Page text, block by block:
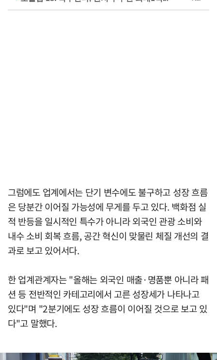
그럼에도 업계에서는 단기 변수에도 불구하고 성장 흐름
은 당분간 이어질 가능성에 무게를 두고 있다. 백화점 실
적 반등을 일시적인 특수가 아니라 외국인 관광 소비와
내수 소비 회복 흐름, 공간 혁신이 맞물린 체질 개선의 결
과로 보고 있어서다.
한 업계관계자는 "올해는 외국인 매출·명품뿐 아니라 패
션 등 전반적인 카테고리에서 고른 성장세가 나타나고
있다"며 "2분기에도 성장 흐름이 이어질 것으로 보고 있
다"고 말했다.